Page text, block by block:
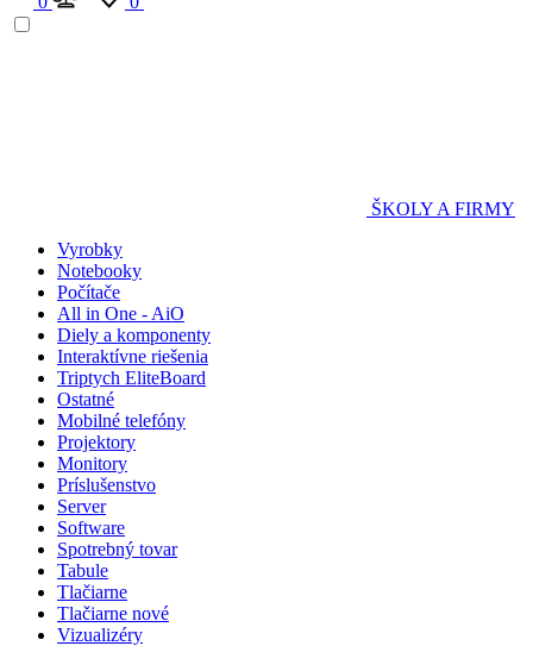
ŠKOLY A FIRMY
Vyrobky
Notebooky
Počítače
All in One - AiO
Diely a komponenty
Interaktívne riešenia
Triptych EliteBoard
Ostatné
Mobilné telefóny
Projektory
Monitory
Príslušenstvo
Server
Software
Spotrebný tovar
Tabule
Tlačiarne
Tlačiarne nové
Vizualizéry